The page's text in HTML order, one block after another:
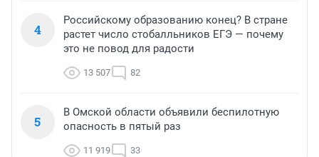
4
Российскому образованию конец? В стране
растет число стобалльников ЕГЭ — почему
это не повод для радости
13 507 82
5
В Омской области объявили беспилотную
опасность в пятый раз
11 919 33